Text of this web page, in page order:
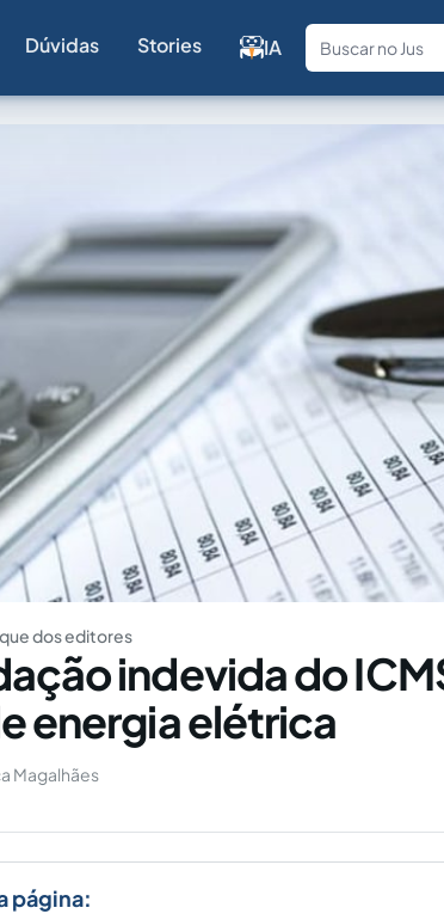
Dúvidas Stories IA
dos editores
indevida do
energia elétrica
Magalhães
página: